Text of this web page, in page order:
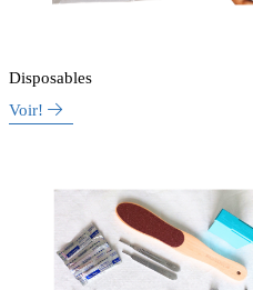
Disposables
Voir!